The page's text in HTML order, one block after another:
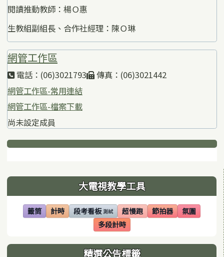
閱讀推動教師：楊Ｏ惠
生教組副組長、合作社經理：陳Ｏ琳
網管工作區
電話：(06)3021793
傳真：(06)3021442
網管工作區-常用連結
網管工作區-檔案下載
尚未設定成員
下中區域內容
左邊區域內容 大電視教學工具
籤筒
(另開視窗)
計時
(另開視窗)段考看板 測試
(另開視窗) 超慢跑
(另開視窗)節拍器
(另開視窗)氛圍
(另開視窗)
多段計時
(另開視窗)
精選公告標籤